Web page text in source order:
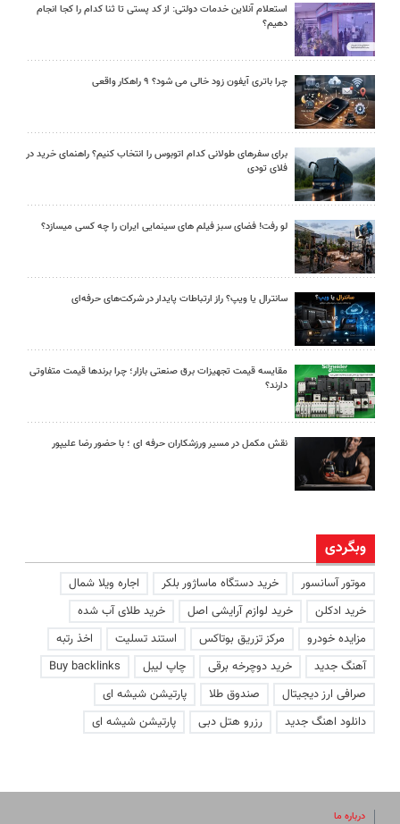
استعلام آنلاین خدمات دولتی: از کد پستی تا ثنا کدام را کجا انجام
دهیم؟
چرا باتری آیفون زود خالی می شود؟ ۹ راهکار واقعی
برای سفرهای طولانی کدام اتوبوس را انتخاب کنیم؟ راهنمای خرید در
فلای تودی
لو رفت! فضای سبز فیلم های سینمایی ایران را چه کسی میسازد؟
سانترال یا ویپ؟ راز ارتباطات پایدار در شرکت‌های حرفه‌ای
مقایسه قیمت تجهیزات برق صنعتی بازار؛ چرا برندها قیمت متفاوتی
دارند؟
نقش مکمل در مسیر ورزشکاران حرفه ای ؛ با حضور رضا علیپور
وبگردی
موتور آسانسور خرید دستگاه ماساژور بلکر
اجاره ویلا شمال
خرید ادکلن
خرید لوازم آرایشی اصل
خرید طلای آب شده
مزایده خودرو
مرکز تزریق بوتاکس استند تسلیت
اخذ رتبه
آهنگ جدید
خرید دوچرخه برقی چاپ لیبل
Buy backlinks
صرافی ارز دیجیتال
صندوق طلا
پارتیشن شیشه ای
دانلود اهنگ جدید
رزرو هتل دبی پارتیشن شیشه ای
درباره ما